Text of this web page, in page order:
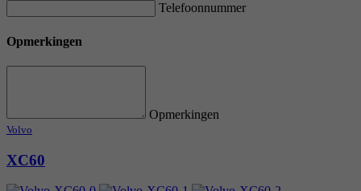
Telefoonnummer
Opmerkingen
Opmerkingen
Volvo
XC60